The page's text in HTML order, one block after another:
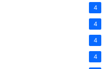
4
4
4
4